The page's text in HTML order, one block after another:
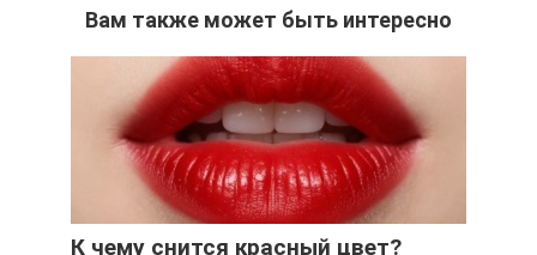
Вам также может быть интересно
К чему снится красный цвет?